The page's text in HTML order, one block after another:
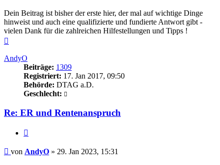
Dein Beitrag ist bisher der erste hier, der mal auf wichtige Dinge
hinweist und auch eine qualifizierte und fundierte Antwort gibt -
vielen Dank für die zahlreichen Hilfestellungen und Tipps !
AndyO
Beiträge: 1309
Registriert: 17. Jan 2017, 09:50
Behörde: DTAG a.D.
Geschlecht:
Re: ER und Rentenanspruch
Beitrag
von AndyO » 29. Jan 2023, 15:31